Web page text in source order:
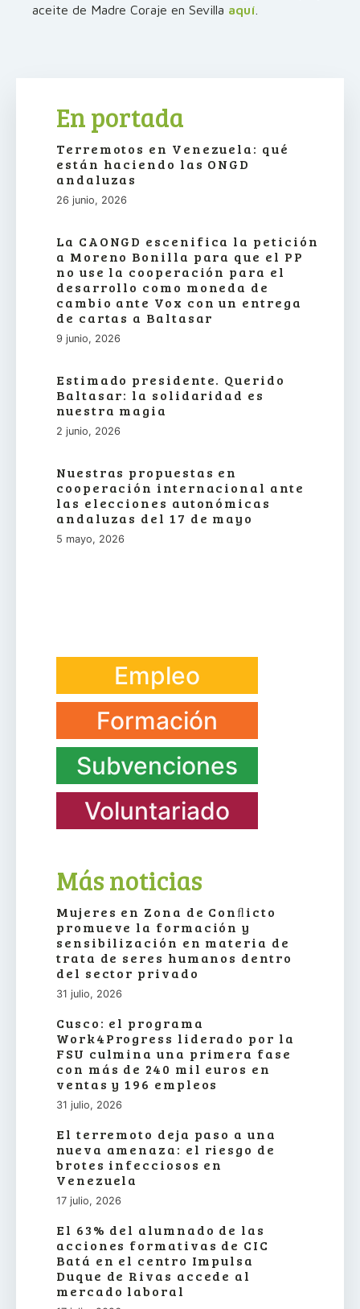
aceite de Madre Coraje en Sevilla aquí
En portada
Terremotos en Venezuela: qué
están haciendo las ONGD
andaluzas
26 junio, 2026
La CAONGD escenifica la petición
a Moreno Bonilla para que el PP
no use la cooperación para el
desarrollo como moneda de
cambio ante Vox con un entrega
de cartas a Baltasar
9 junio, 2026
Estimado presidente. Querido
Baltasar: la solidaridad es
nuestra magia
2 junio, 2026
Nuestras propuestas en
cooperación internacional ante
las elecciones autonómicas
andaluzas del 17 de mayo
5 mayo, 2026
Empleo
Formación
Subvenciones
Voluntariado
Más noticias
Mujeres en Zona de Conﬂicto
promueve la formación y
sensibilización en materia de
trata de seres humanos dentro
del sector privado
31 julio, 2026
Cusco: el programa
Work4Progress liderado por la
FSU culmina una primera fase
con más de 240 mil euros en
ventas y 196 empleos
31 julio, 2026
El terremoto deja paso a una
nueva amenaza: el riesgo de
brotes infecciosos en
Venezuela
17 julio, 2026
El 63% del alumnado de las
acciones formativas de CIC
Batá en el centro Impulsa
Duque de Rivas accede al
mercado laboral